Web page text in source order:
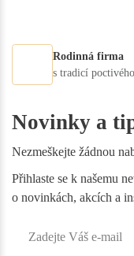
Rodinná firma
s tradicí
Novinky a
Nezmeškejte žádnou
Přihlaste se k našemu
o novinkách, akcích a